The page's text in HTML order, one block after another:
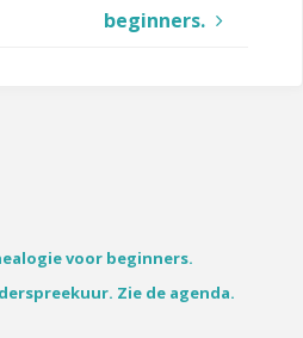
beginners.
voor beginners.
Zie de agenda.